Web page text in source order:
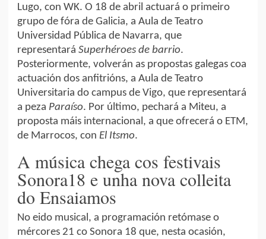
Lugo, con WK. O 18 de abril actuará o primeiro
grupo de fóra de Galicia, a Aula de Teatro
Universidad Pública de Navarra, que
representará Superhéroes de barrio.
Posteriormente, volverán as propostas galegas coa
actuación dos anfitrións, a Aula de Teatro
Universitaria do campus de Vigo, que representará
a peza Paraíso. Por último, pechará a Miteu, a
proposta máis internacional, a que ofrecerá o ETM,
de Marrocos, con El Itsmo.
A música chega cos festivais
Sonora18 e unha nova colleita
do Ensaiamos
No eido musical, a programación retómase o
mércores 21 co Sonora 18 que, nesta ocasión,